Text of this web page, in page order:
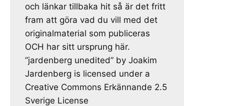
och länkar tillbaka hit så är det fritt
fram att göra vad du vill med det
originalmaterial som publiceras
OCH har sitt ursprung här.
”jardenberg unedited” by Joakim
Jardenberg is licensed under a
Creative Commons Erkännande 2.5
Sverige License